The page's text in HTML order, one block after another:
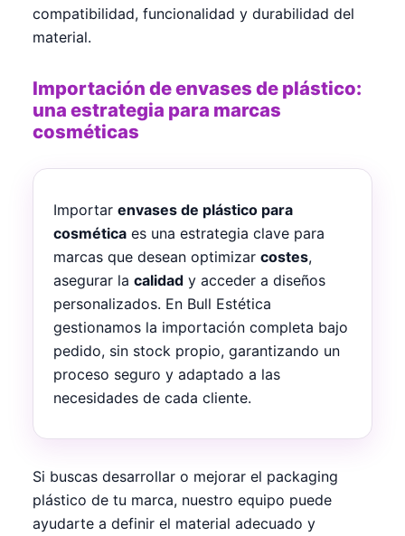
compatibilidad, funcionalidad y durabilidad del
material.
Importación de envases de plástico:
una estrategia para marcas
cosméticas
Importar envases de plástico para
cosmética es una estrategia clave para
marcas que desean optimizar costes,
asegurar la calidad y acceder a diseños
personalizados. En Bull Estética
gestionamos la importación completa bajo
pedido, sin stock propio, garantizando un
proceso seguro y adaptado a las
necesidades de cada cliente.
Si buscas desarrollar o mejorar el packaging
plástico de tu marca, nuestro equipo puede
ayudarte a definir el material adecuado y